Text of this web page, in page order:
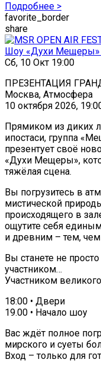
Подробнее >
favorite_border
share
Шоу «Духи Мещеры»
Сб, 10 Окт 19:00
ПРЕЗЕНТАЦИЯ
Москва, Атмосфера
10 октября 2026,
Прямиком из диких
ипостаси, группа
презентует своё
«Духи Мещеры»,
тяжёлая сцена.
Вы погрузитесь в
мистической
происходящего в
ощутите себя
и древним – тем,
Вы станете не
участником…
Участником
18:00 • Двери
19.00 • Начало шоу
Вас ждёт полное
мирского и суеты
Вход – только для